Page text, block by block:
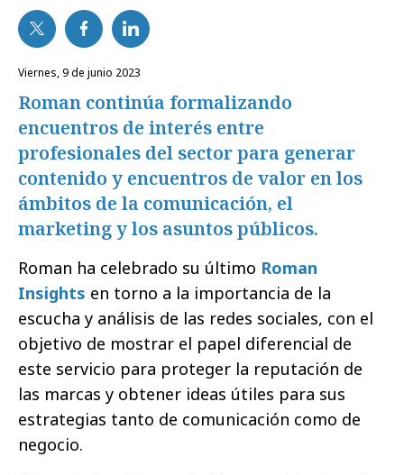
viernes, 9 de junio 2023
Roman continúa formalizando
encuentros de interés entre
profesionales del sector para generar
contenido y encuentros de valor en los
ámbitos de la comunicación, el
marketing y los asuntos públicos.
Roman ha celebrado su último Roman
Insights en torno a la importancia de la
escucha y análisis de las redes sociales, con el
objetivo de mostrar el papel diferencial de
este servicio para proteger la reputación de
las marcas y obtener ideas útiles para sus
estrategias tanto de comunicación como de
negocio.